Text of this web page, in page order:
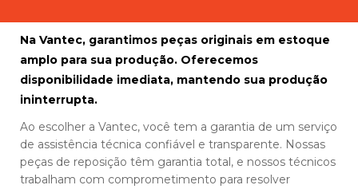
Na Vantec, garantimos peças originais em estoque
amplo para sua produção. Oferecemos
disponibilidade imediata, mantendo sua produção
ininterrupta.
Ao escolher a Vantec, você tem a garantia de um serviço
de assistência técnica confiável e transparente. Nossas
peças de reposição têm garantia total, e nossos técnicos
trabalham com comprometimento para resolver